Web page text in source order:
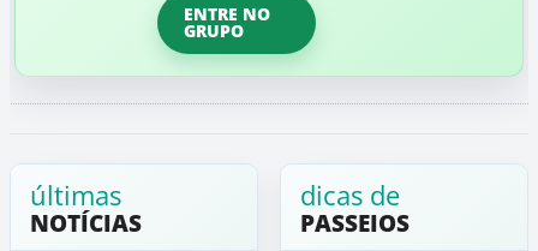
ENTRE NO
GRUPO
últimas
NOTÍCIAS
dicas de
PASSEIOS